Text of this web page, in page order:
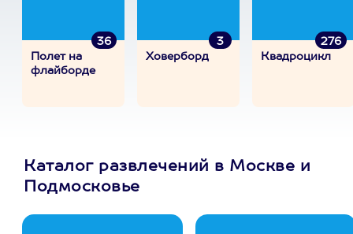
36
Полет на
флайборде
3
Ховерборд
276
Квадроцикл
Каталог развлечений в Москве и
Подмосковье